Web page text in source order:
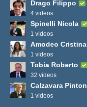
Drago Filippo
4 videos
Spinelli Nicola
1 videos
Amodeo Cristina
1 videos
Tobia Roberto
32 videos
Calzavara
1 videos